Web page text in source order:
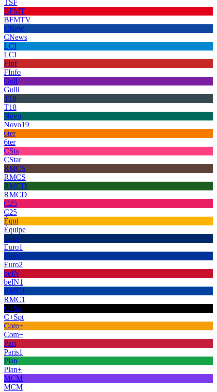
TSF
BFMT
BFMTV
CNew
CNews
LCI
LCI
FInf
FInfo
Gull
Gulli
T18
T18
Novo
Novo19
6ter
6ter
CSta
CStar
RMCS
RMCS
RMCD
RMCD
C25
C25
Équi
Équipe
Euro
Euro1
Euro
Euro2
beIN
beIN1
RMC1
RMC1
C+Sp
C+Spt
Com+
Com+
Pari
Paris1
Plan
Plan+
MCM
MCM